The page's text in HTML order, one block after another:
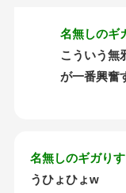
名無しのギ
こういう無
が一番興奮
名無しのギガり
うひょひょw